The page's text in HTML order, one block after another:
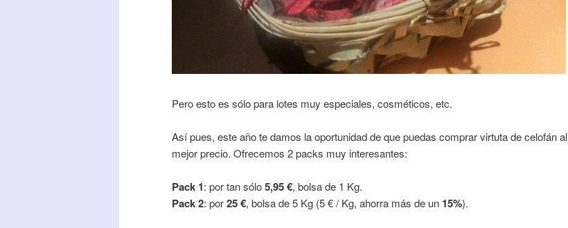
Pero esto es sólo para lotes muy especiales, cosméticos, etc.
Así pues, este año te damos la oportunidad de que puedas comprar virtuta de celofán al
mejor precio. Ofrecemos 2 packs muy interesantes:
Pack 1: por tan sólo5,95 €, bolsa de 1 Kg.
Pack 2: por25 €, bolsa de 5 Kg (5 € / Kg, ahorra más de un 15%).